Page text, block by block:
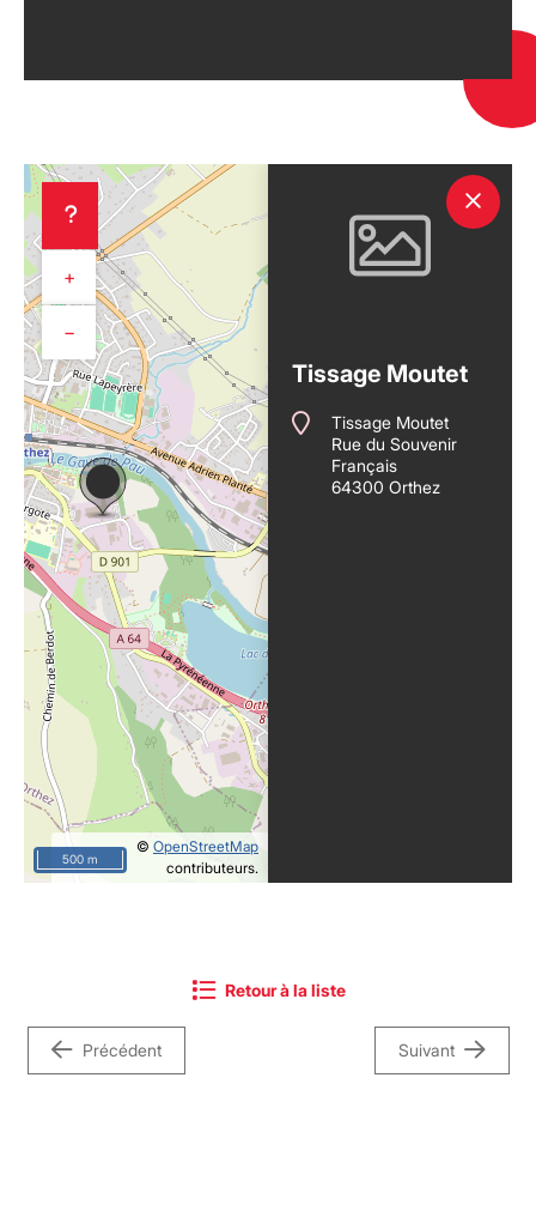
+
−
© OpenStreetMap
contributeurs.
500 m
Tissage Moutet
Tissage Moutet
Rue du Souvenir
Français
64300 Orthez
Précédent
Retour à la liste
Suivant